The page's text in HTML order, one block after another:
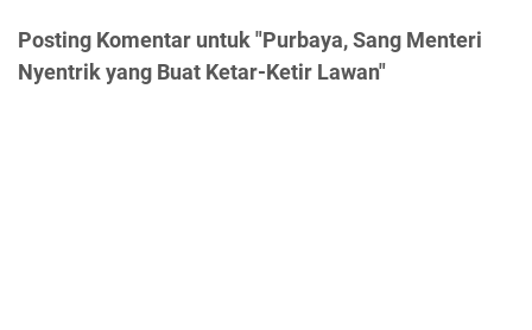
Posting Komentar untuk "Purbaya, Sang Menteri
Nyentrik yang Buat Ketar-Ketir Lawan"